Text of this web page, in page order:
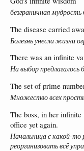
безграничная
The disease carried
Болезнь унесла жизни
There was an infinite
На выбор предлагалось
The set of prime
Множество всех
The boss, in her
office yet again.
Начальница с какой-
реорганизовать всё